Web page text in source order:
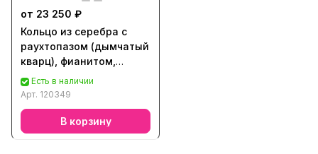
от 23 250 ₽
Кольцо из серебра с
раухтопазом (дымчатый
кварц), фианитом,
аметистом, топазом,
кварцем, хризолитом,
цитрином
Есть в наличии
Арт. 120349
В корзину